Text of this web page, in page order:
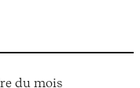
du mois